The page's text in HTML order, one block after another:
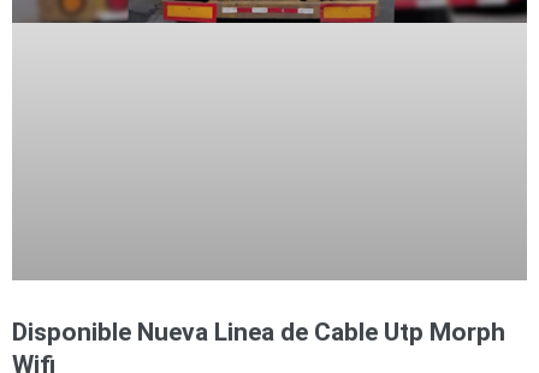
Disponible Nueva Linea de Cable Utp Morph
Wifi